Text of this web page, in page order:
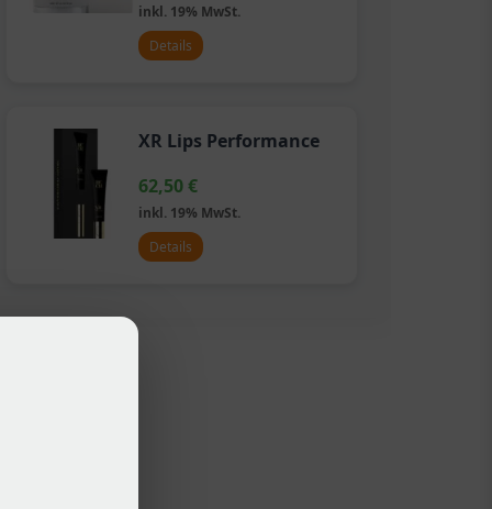
inkl. 19% MwSt.
Details
XR Lips Performance
62,50€
inkl. 19% MwSt.
Details